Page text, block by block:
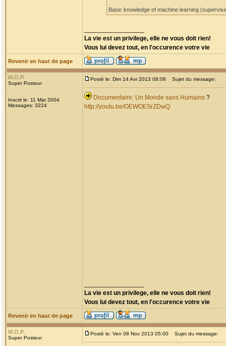
Basic knowledge of machine learning
La vie est un privilege, elle ne vous doit rien!
Vous lui devez tout, en l'occurence votre vie
Revenir en haut de page
M.O.P.
Super Posteur
Inscrit le: 11 Mar 2004
Messages: 3224
Posté le: Dim 14 Avr 2013 08:08 Sujet du message:
Documentaire: Un Monde sans Humains ?
http://youtu.be/OEWOESrZDwQ
La vie est un privilege, elle ne vous doit rien!
Vous lui devez tout, en l'occurence votre vie
Revenir en haut de page
M.O.P.
Super Posteur
Posté le: Ven 08 Nov 2013 05:00 Sujet du message: